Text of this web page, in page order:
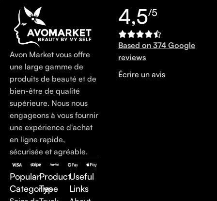
Avon Market vous offre
une large gamme de
produits de beauté et de
bien-être de qualité
supérieure. Nous nous
engageons à vous fournir
une expérience d'achat
en ligne rapide,
sécurisée et agréable.
Popular
Categories
Product
Type
Useful
Links
4,5/5
Based on 374 Google
reviews
Écrire un avis